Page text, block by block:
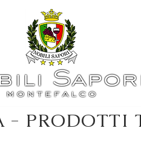
- PRODOTTI